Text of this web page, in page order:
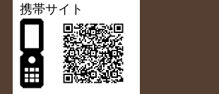
携帯サイト